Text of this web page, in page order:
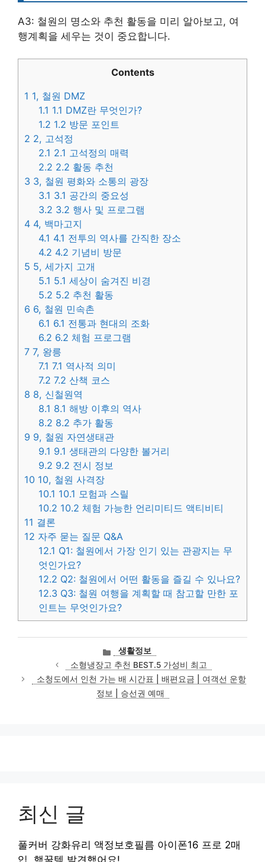
A3: 철원의 명소와 추천 활동을 미리 알아보고, 여
행계획을 세우는 것이 중요합니다.
Contents
1 1, 철원 DMZ
1.1 1.1 DMZ란 무엇인가?
1.2 1.2 방문 포인트
2 2, 고석정
2.1 2.1 고석정의 매력
2.2 2.2 활동 추천
3 3, 철원 평화와 소통의 광장
3.1 3.1 공간의 중요성
3.2 3.2 행사 및 프로그램
4 4, 백마고지
4.1 4.1 전투의 역사를 간직한 장소
4.2 4.2 기념비 방문
5 5, 세가지 고개
5.1 5.1 세상이 숨겨진 비경
5.2 5.2 추천 활동
6 6, 철원 민속촌
6.1 6.1 전통과 현대의 조화
6.2 6.2 체험 프로그램
7 7, 왕릉
7.1 7.1 역사적 의미
7.2 7.2 산책 코스
8 8, 신철원역
8.1 8.1 해방 이후의 역사
8.2 8.2 추가 활동
9 9, 철원 자연생태관
9.1 9.1 생태관의 다양한 볼거리
9.2 9.2 전시 정보
10 10, 철원 사격장
10.1 10.1 모험과 스릴
10.2 10.2 체험 가능한 언리미티드 액티비티
11 결론
12 자주 묻는 질문 Q&A
12.1 Q1: 철원에서 가장 인기 있는 관광지는 무
엇인가요?
12.2 Q2: 철원에서 어떤 활동을 즐길 수 있나요?
12.3 Q3: 철원 여행을 계획할 때 참고할 만한 포
인트는 무엇인가요?
카
테
고
리
생활정보
소형냉장고 추천 BEST.5 가성비 최고
소청도에서 인천 가는 배 시간표 | 배편요금 | 여객선 운항
정보 | 승선권 예매
최신 글
풀커버 강화유리 액정보호필름 아이폰16 프로 2매